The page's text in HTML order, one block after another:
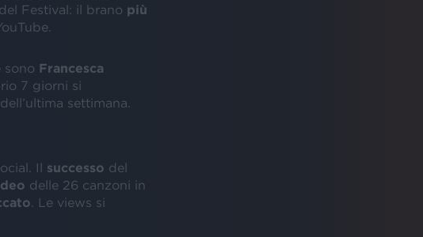
Festival: il brano più
sono Francesca
7 giorni si
dell’ultima settimana.
Il successo del
delle 26 canzoni in
. Le views si